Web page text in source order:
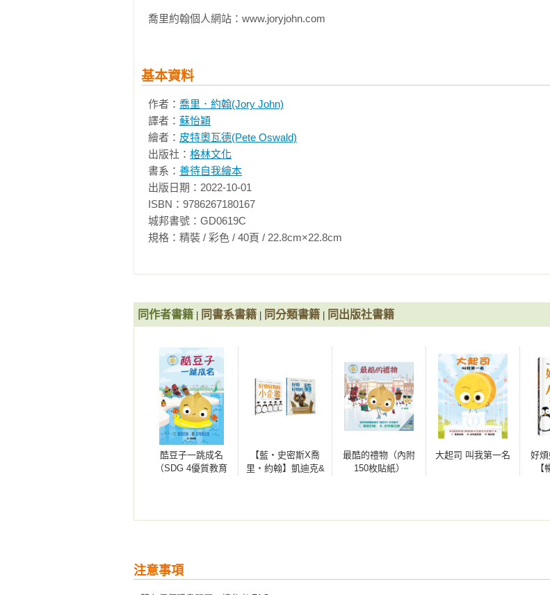
基本資料
作者： 喬里．約翰(Jory John)
譯者： 蘇怡穎
繪者： 皮特奧瓦德(Pete Oswald)
出版社： 格林文化
書系： 善待自我繪本
出版日期：2022-10-01
ISBN：9786267180167
城邦書號：GD0619C
規格：精裝 / 彩色 / 40頁 / 22.8cm×22.8cm
同作者書籍 同書系書籍 同分類書籍 同出版社書籍
酷豆子一跳成名
（SDG 4優質教育
【藍‧史密斯X喬
里‧約翰】凱迪克&
的貓）
最酷的禮物（內附
150枚貼紙）
大起司 叫我第一名
好
【
注意事項